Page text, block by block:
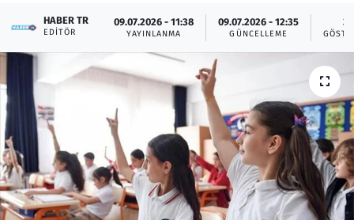
HABER TR
EDITÖR
09.07.2026 - 11:38
YAYINLANMA
09.07.2026 - 12:35
GÜNCELLEME
3
Bilim ve Teknoloji
Çevre & Doğa
Eğitim
Turizm
Yerel